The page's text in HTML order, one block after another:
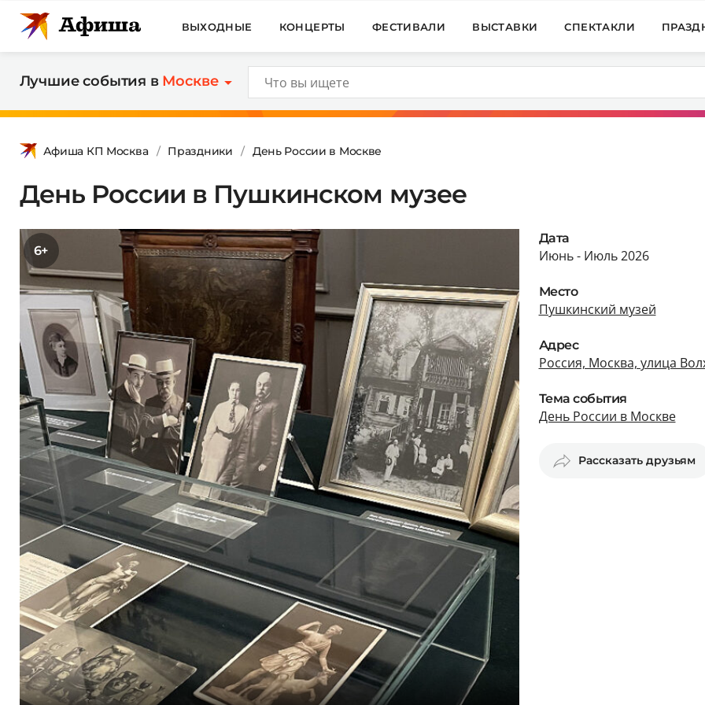
ВЫХОДНЫЕ КОНЦЕРТЫ ФЕСТИВАЛИ ВЫСТАВКИ СПЕКТАКЛИ
Лучшие события в Москве
Афиша КП Москва Праздники День России в Москве
День России в Пушкинском музее
6+
Дата
Июнь - Июль 2026
Место
Пушкинский музей
Адрес
Россия, Москва, улица
Тема события
День России в Москве
Рассказать друзьям